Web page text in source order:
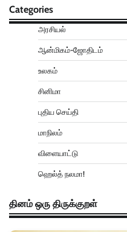
Categories
அரசியல்
ஆன்மிகம்-ஜோதிடம்
உலகம்
சினிமா
புதிய செய்தி
மாநிலம்
விளையாட்டு
ஹெல்த் நலமா!
தினம் ஒரு திருக்குறள்